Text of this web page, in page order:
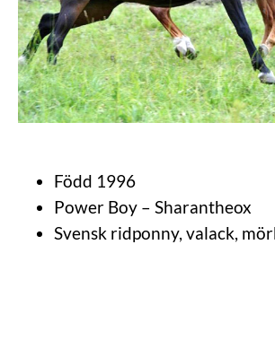
Född 1996
Power Boy – Sharantheox
Svensk ridponny, valack,